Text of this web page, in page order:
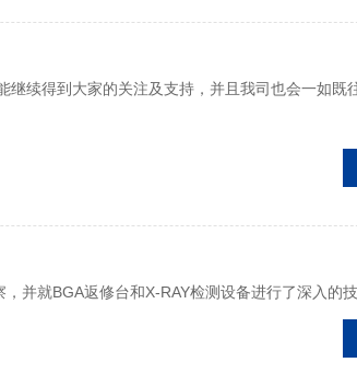
续得到大家的关注及支持，并且我司也会一如既
并就BGA返修台和X-RAY检测设备进行了深入的